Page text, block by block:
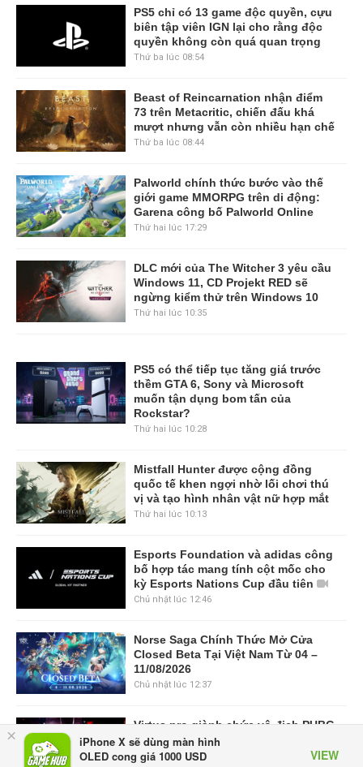
×
iPhone X sẽ dùng màn hình
OLED cong giá 1000 USD
VIEW
PS5 chỉ có 13 game độc quyền, cựu
biên tập viên IGN lại cho rằng độc
quyền không còn quá quan trọng
Thứ ba lúc 08:54
Beast of Reincarnation nhận điểm
73 trên Metacritic, chiến đấu khá
mượt nhưng vẫn còn nhiều hạn chế
Thứ ba lúc 08:44
Palworld chính thức bước vào thế
giới game MMORPG trên di động:
Garena công bố Palworld Online
Thứ hai lúc 17:29
DLC mới của The Witcher 3 yêu cầu
Windows 11, CD Projekt RED sẽ
ngừng kiểm thử trên Windows 10
Thứ hai lúc 10:35
PS5 có thể tiếp tục tăng giá trước
thềm GTA 6, Sony và Microsoft
muốn tận dụng bom tấn của
Rockstar?
Thứ hai lúc 10:28
Mistfall Hunter được cộng đồng
quốc tế khen ngợi nhờ lối chơi thú
vị và tạo hình nhân vật nữ hợp mắt
Thứ hai lúc 10:13
Esports Foundation và adidas công
bố hợp tác mang tính cột mốc cho
kỳ Esports Nations Cup đầu tiên
Chủ nhật lúc 12:46
Norse Saga Chính Thức Mở Cửa
Closed Beta Tại Việt Nam Từ 04 –
11/08/2026
Chủ nhật lúc 12:37
Virtus.pro giành chức vô địch PUBG
tại Esports World Cup 2026 sau ba
ngày thống trị Vòng Chung kết